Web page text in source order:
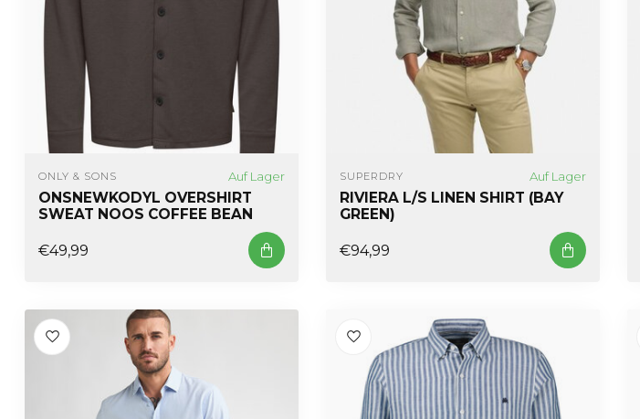
ONLY & SONS Auf Lager
ONSNEWKODYL OVERSHIRT
SWEAT NOOS COFFEE BEAN
€49,99
SUPERDRY Auf Lager
RIVIERA L/S LINEN SHIRT (BAY
GREEN)
€94,99